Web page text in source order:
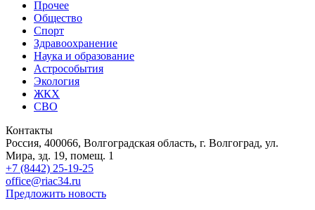
Прочее
Общество
Спорт
Здравоохранение
Наука и образование
Астрособытия
Экология
ЖКХ
СВО
Контакты
Россия, 400066, Волгоградская область, г. Волгоград, ул.
Мира, зд. 19, помещ. 1
+7 (8442) 25-19-25
office@riac34.ru
Предложить новость